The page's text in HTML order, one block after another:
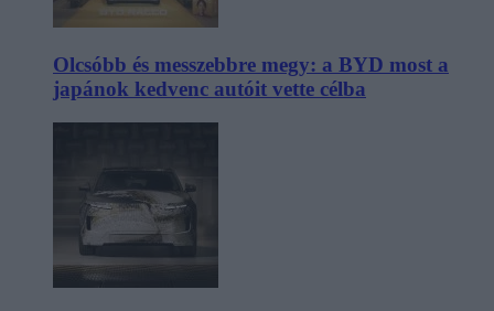
Olcsóbb és messzebbre megy: a BYD most a
japánok kedvenc autóit vette célba